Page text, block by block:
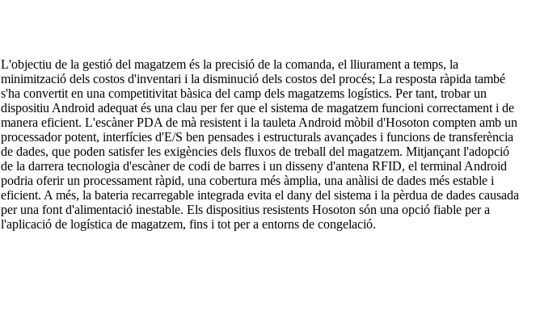
L'objectiu de la gestió del magatzem és la precisió de la comanda, el lliurament a temps, la
minimització dels costos d'inventari i la disminució dels costos del procés; La resposta ràpida també
s'ha convertit en una competitivitat bàsica del camp dels magatzems logístics. Per tant, trobar un
dispositiu Android adequat és una clau per fer que el sistema de magatzem funcioni correctament i de
manera eficient. L'escàner PDA de mà resistent i la tauleta Android mòbil d'Hosoton compten amb un
processador potent, interfícies d'E/S ben pensades i estructurals avançades i funcions de transferència
de dades, que poden satisfer les exigències dels fluxos de treball del magatzem. Mitjançant l'adopció
de la darrera tecnologia d'escàner de codi de barres i un disseny d'antena RFID, el terminal Android
podria oferir un processament ràpid, una cobertura més àmplia, una anàlisi de dades més estable i
eficient. A més, la bateria recarregable integrada evita el dany del sistema i la pèrdua de dades causada
per una font d'alimentació inestable. Els dispositius resistents Hosoton són una opció fiable per a
l'aplicació de logística de magatzem, fins i tot per a entorns de congelació.